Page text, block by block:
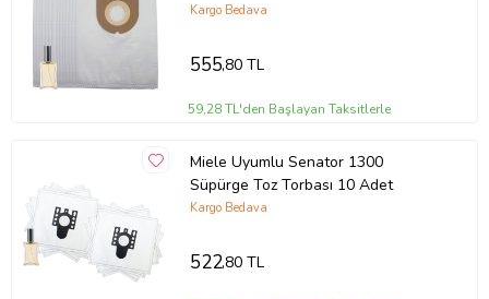
* Belirtilen markalar ve model adları, ürünlerin uyumlu olduğu
marka ve modelleri belirtmek için yazılmıştır. Belirtilen markalarla
herhangi bir iş ortaklığı yoktur.
Ürün Kodu:kcm19594134
Kargo Bedava
555,80 TL
59,28 TL'den Başlayan Taksitlerle
Miele Uyumlu Senator 1300
Süpürge Toz Torbası 10 Adet
Kargo Bedava
522,80 TL